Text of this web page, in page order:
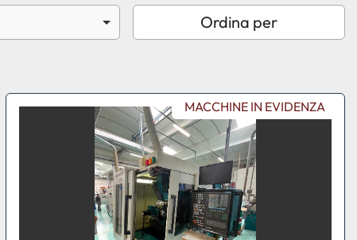
Ordina per
MACCHINE IN EVIDENZA